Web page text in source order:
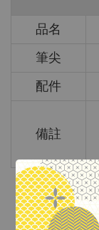
品名
筆尖
配件
備註